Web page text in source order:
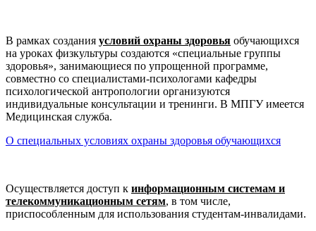
В рамках создания условий охраны здоровья обучающихся
на уроках физкультуры создаются «специальные группы
здоровья», занимающиеся по упрощенной программе,
совместно со специалистами-психологами кафедры
психологической антропологии организуются
индивидуальные консультации и тренинги. В МПГУ имеется
Медицинская служба.
О специальных условиях охраны здоровья обучающихся
Осуществляется доступ к информационным системам и
телекоммуникационным сетям, в том числе,
приспособленным для использования студентам-инвалидами.